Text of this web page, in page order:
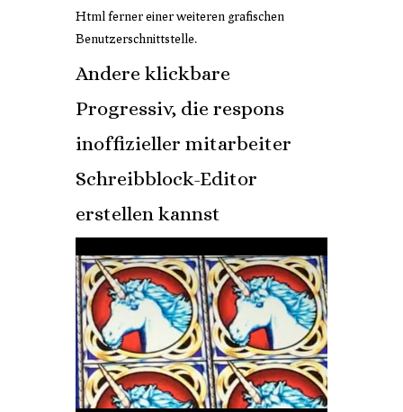
Html ferner einer weiteren grafischen
Benutzerschnittstelle.
Andere klickbare
Progressiv, die respons
inoffizieller mitarbeiter
Schreibblock-Editor
erstellen kannst